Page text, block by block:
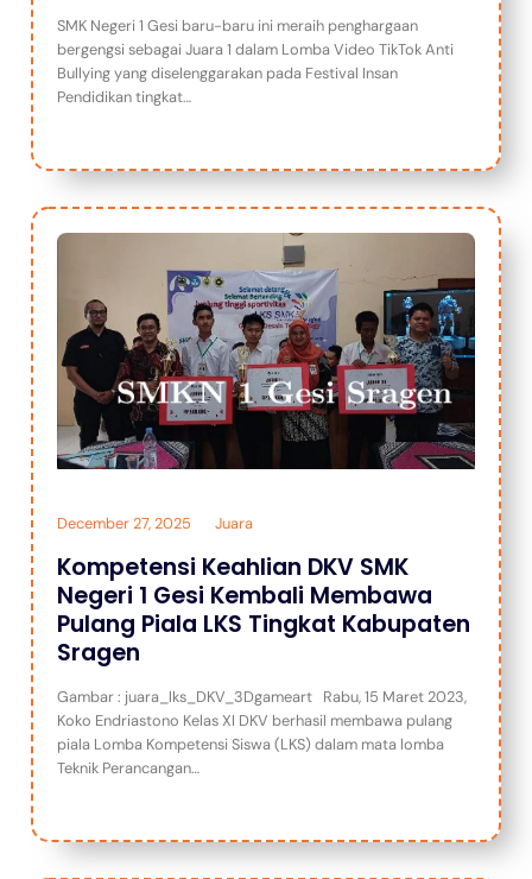
SMK Negeri 1 Gesi baru-baru ini meraih penghargaan
bergengsi sebagai Juara 1 dalam Lomba Video TikTok Anti
Bullying yang diselenggarakan pada Festival Insan
Pendidikan tingkat…
December 27, 2025 Juara
Kompetensi Keahlian DKV SMK
Negeri 1 Gesi Kembali Membawa
Pulang Piala LKS Tingkat Kabupaten
Sragen
Gambar : juara_lks_DKV_3Dgameart Rabu, 15 Maret 2023,
Koko Endriastono Kelas XI DKV berhasil membawa pulang
piala Lomba Kompetensi Siswa (LKS) dalam mata lomba
Teknik Perancangan…